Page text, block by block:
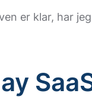
er klar, har